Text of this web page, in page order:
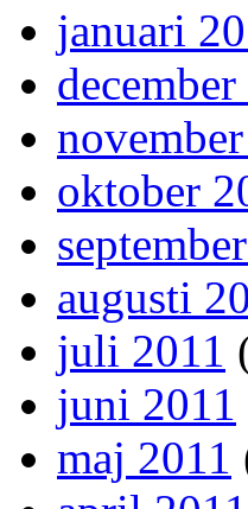
januari
oktober
augusti
juli 2011
juni 2011
maj 2011